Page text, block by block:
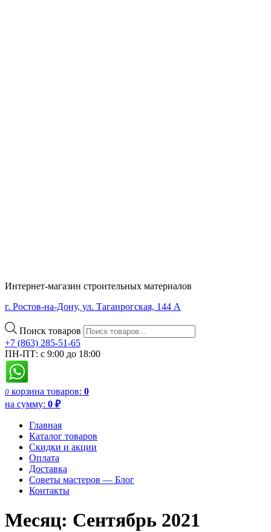
Интернет-магазин строительных материалов
г. Ростов-на-Дону, ул. Таганрогская, 144 А
Поиск товаров
+7 (863) 285-51-65
ПН-ПТ: с 9:00 до 18:00
0 корзина товаров: 0
на сумму: 0 ₽
Главная
Каталог товаров
Скидки и акции
Оплата
Доставка
Советы мастеров — Блог
Контакты
Месяц: Сентябрь 2021